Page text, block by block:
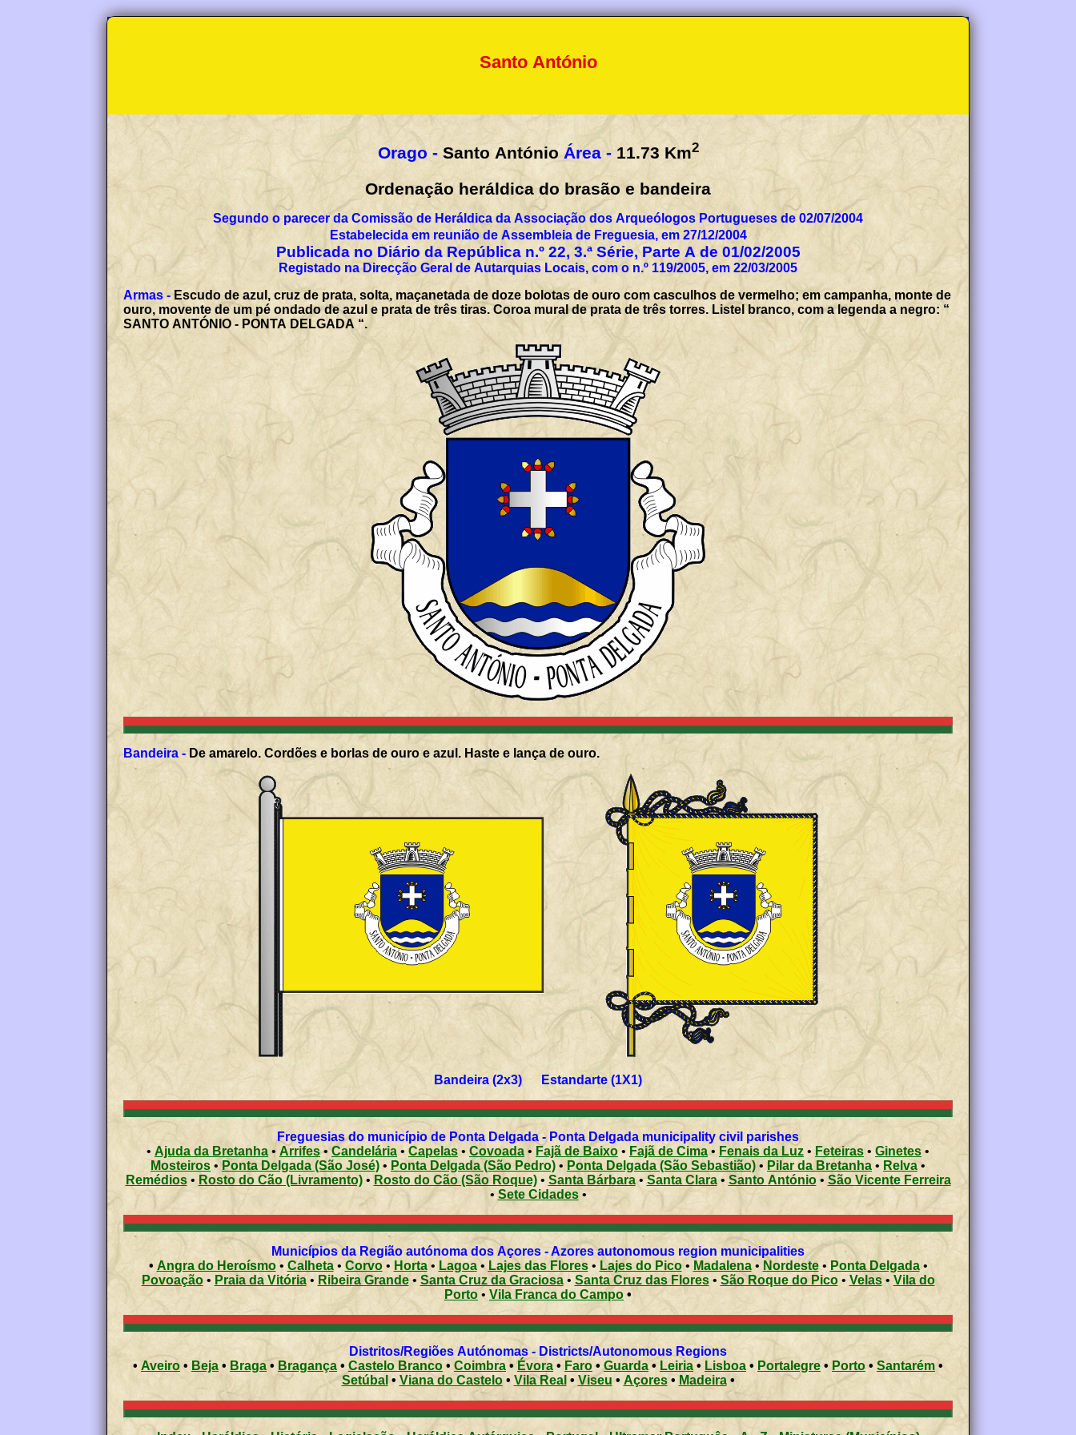
Santo António
Orago - Santo António Área - 11.73 Km2
Ordenação heráldica do brasão e bandeira
Segundo o parecer da Comissão de Heráldica da Associação dos Arqueólogos Portugueses de 02/07/2004
Estabelecida em reunião de Assembleia de Freguesia, em 27/12/2004
Publicada no Diário da República n.º 22, 3.ª Série, Parte A de 01/02/2005
Registado na Direcção Geral de Autarquias Locais, com o n.º 119/2005, em 22/03/2005
Armas - Escudo de azul, cruz de prata, solta, maçanetada de doze bolotas de ouro com casculhos de vermelho; em campanha, monte de
ouro, movente de um pé ondado de azul e prata de três tiras. Coroa mural de prata de três torres. Listel branco, com a legenda a negro: “
SANTO ANTÓNIO - PONTA DELGADA “.
Bandeira - De amarelo. Cordões e borlas de ouro e azul. Haste e lança de ouro.
Bandeira (2x3) Estandarte (1X1)
Freguesias do município de Ponta Delgada - Ponta Delgada municipality civil parishes
•
Ajuda da Bretanha • Arrifes•Candelária • Capelas • Covoada • Fajã de Baixo • Fajã de Cima• Fenais da Luz • Feteiras • Ginetes •
Mosteiros • Ponta Delgada (São José) • Ponta Delgada (São Pedro) • Ponta Delgada (São Sebastião) • Pilar da Bretanha • Relva•
Remédios• Rosto do Cão (Livramento)• Rosto do Cão (São Roque)• Santa Bárbara• Santa Clara• Santo António•
São Vicente Ferreira
•
Sete Cidades•
Municípios da Região autónoma dos Açores - Azores autonomous region municipalities
• Angra do Heroísmo• Calheta• Corvo• Horta• Lagoa• Lajes das Flores• Lajes do Pico• Madalena• Nordeste• Ponta Delgada•
Povoação• Praia da Vitória• Ribeira Grande• Santa Cruz da Graciosa• Santa Cruz das Flores• São Roque do Pico• Velas• Vila do
Porto • Vila Franca do Campo •
Distritos/Regiões Autónomas - Districts/Autonomous Regions
• Aveiro • Beja • Braga • Bragança • Castelo Branco • Coimbra • Évora • Faro •Guarda• Leiria • Lisboa • Portalegre • Porto • Santarém •
Setúbal • Viana do Castelo• Vila Real • Viseu • Açores • Madeira •